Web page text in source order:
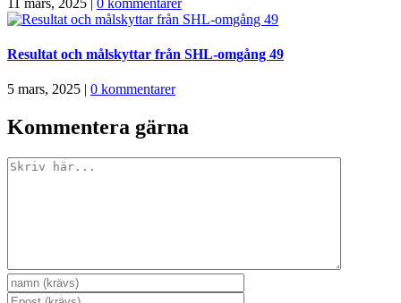
Resultat och målskyttar från SHL-omgång 49
5 mars, 2025 | 0 kommentarer
Kommentera gärna
Kommentar